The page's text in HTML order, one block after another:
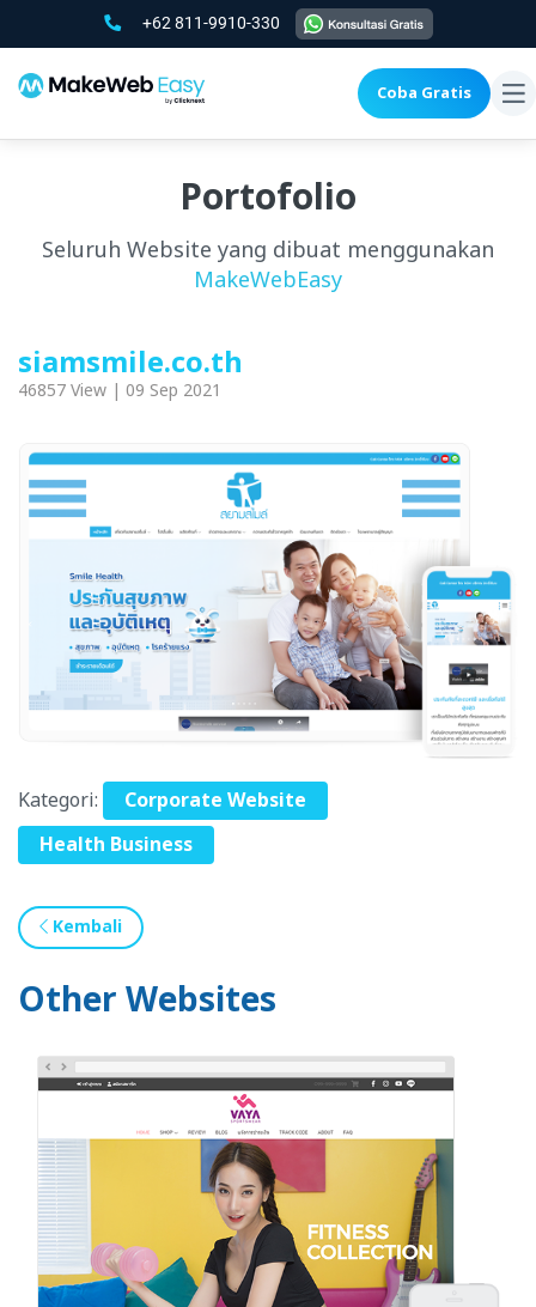
+62 811-9910-330
Coba Gratis
Portofolio
Seluruh Website yang dibuat menggunakan
MakeWebEasy
siamsmile.co.th
46857 View | 09 Sep 2021
Kategori:
Corporate Website
Health Business
Kembali
Other Websites